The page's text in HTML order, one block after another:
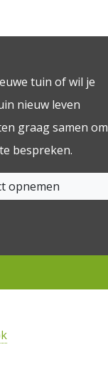
tuin of wil je
nieuw leven
graag samen om
bespreken.
opnemen